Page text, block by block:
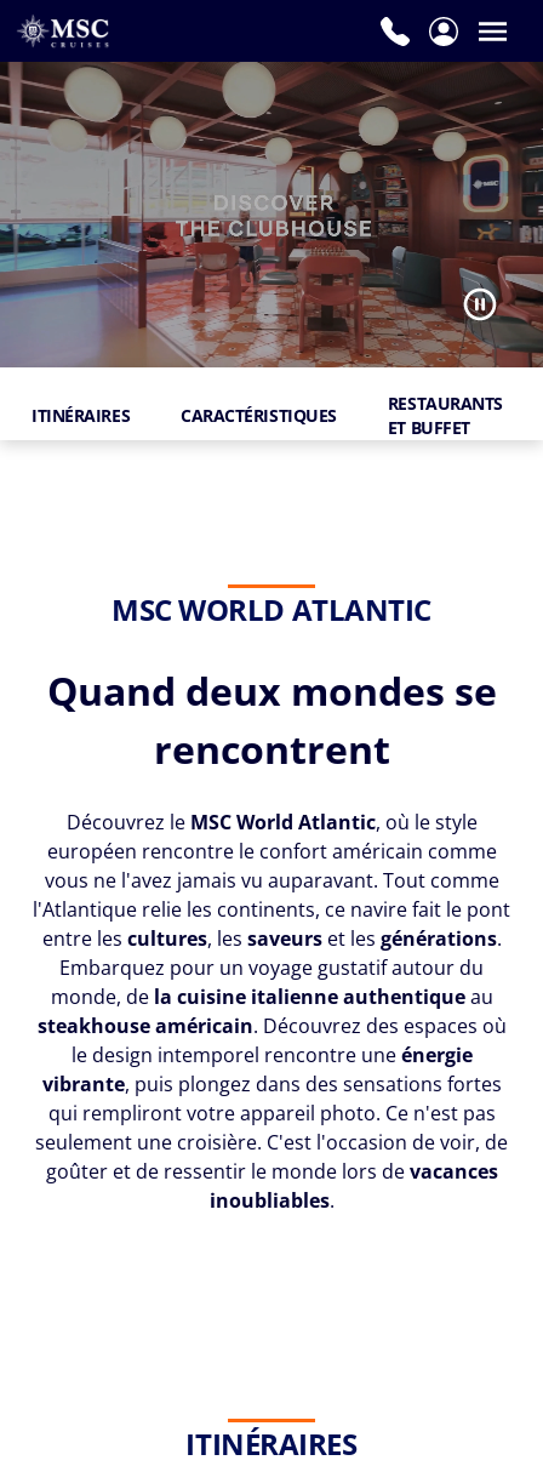
ITINÉRAIRES CARACTÉRISTIQUES
RESTAURANTS
ET BUFFET
MSC WORLD ATLANTIC
Quand deux mondes se
rencontrent
Découvrez le MSC World Atlantic, où le style
européen rencontre le confort américain comme
vous ne l'avez jamais vu auparavant. Tout comme
l'Atlantique relie les continents, ce navire fait le pont
entre les cultures, les saveurs et les générations.
Embarquez pour un voyage gustatif autour du
monde, de la cuisine italienne authentiqueau
steakhouse américain. Découvrez des espaces où
le design intemporel rencontre uneénergie
vibrante, puis plongez dans des sensations fortes
qui rempliront votre appareil photo. Ce n'est pas
seulement une croisière. C'est l'occasion de voir, de
goûter et de ressentir le monde lors devacances
inoubliables.
ITINÉRAIRES